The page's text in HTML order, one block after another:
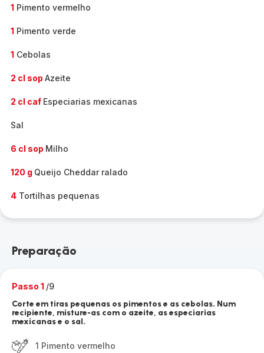
1 Pimento vermelho
1 Pimento verde
1 Cebolas
2 cl sop Azeite
2 cl caf Especiarias mexicanas
Sal
6 cl sop Milho
120 g Queijo Cheddar ralado
4 Tortilhas pequenas
Preparação
Passo 1 /9
Corte em tiras pequenas os pimentos e as cebolas. Num
recipiente, misture-as com o azeite, as especiarias
mexicanas e o sal.
1 Pimento vermelho